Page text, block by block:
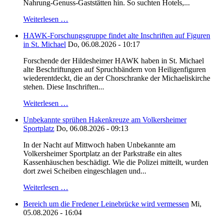
Nahrung-Genuss-Gaststätten hin. So suchten Hotels,...
Weiterlesen …
HAWK-Forschungsgruppe findet alte Inschriften auf Figuren
in St. Michael Do, 06.08.2026 - 10:17
Forschende der Hildesheimer HAWK haben in St. Michael
alte Beschriftungen auf Spruchbändern von Heiligenfiguren
wiederentdeckt, die an der Chorschranke der Michaeliskirche
stehen. Diese Inschriften...
Weiterlesen …
Unbekannte sprühen Hakenkreuze am Volkersheimer
Sportplatz Do, 06.08.2026 - 09:13
In der Nacht auf Mittwoch haben Unbekannte am
Volkersheimer Sportplatz an der Parkstraße ein altes
Kassenhäuschen beschädigt. Wie die Polizei mitteilt, wurden
dort zwei Scheiben eingeschlagen und...
Weiterlesen …
Bereich um die Fredener Leinebrücke wird vermessen Mi,
05.08.2026 - 16:04